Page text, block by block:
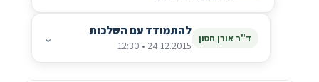
ד"ר אורן חסון להתמודד עם השלכות
24.12.2015 • 12:30
⌄